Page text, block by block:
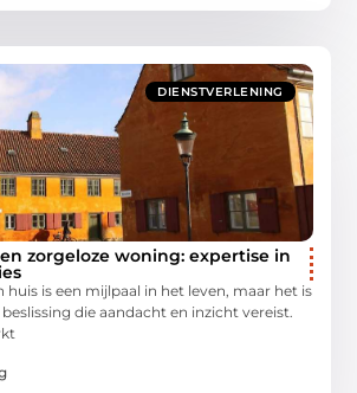
DIENSTVERLENING
zorgeloze woning: expertise in
huis is een mijlpaal in het leven, maar het is
die aandacht en inzicht vereist.